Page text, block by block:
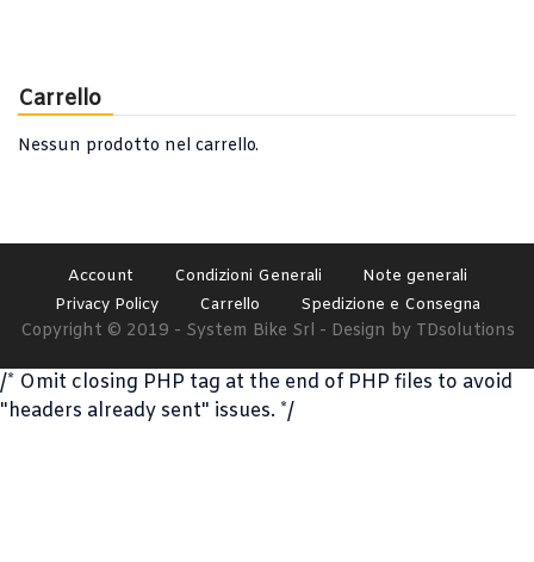
Carrello
Nessun prodotto nel carrello.
Account Condizioni Generali
Note generali
Privacy Policy
Carrello Spedizione e Consegna
Copyright © 2019 - System Bike Srl - Design by TDsolutions
/* Omit closing PHP tag at the end of PHP files to avoid
"headers already sent" issues. */